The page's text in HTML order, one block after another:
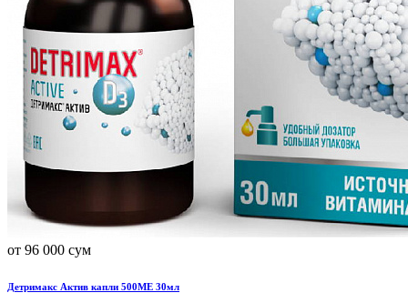
от 96 000 сум
Детримакс Актив капли 500МЕ 30мл